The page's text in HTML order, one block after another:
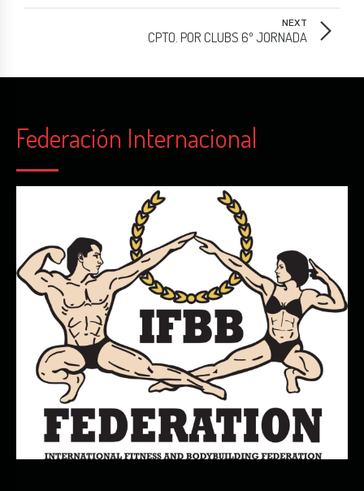
NEXT
CPTO. POR CLUBS 6º JORNADA
Federación Internacional